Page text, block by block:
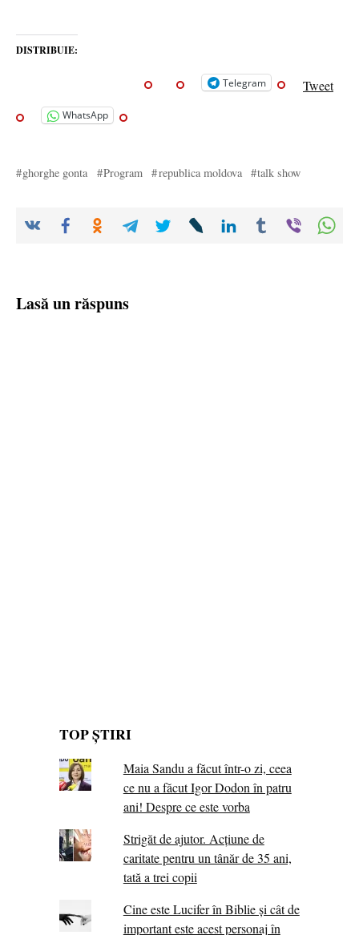
DISTRIBUIE:
Telegram Tweet
WhatsApp
ghorghe gonta Program republica moldova talk show
Lasă un răspuns
TOP ȘTIRI
Maia Sandu a făcut într-o zi, ceea
ce nu a făcut Igor Dodon în patru
ani! Despre ce este vorba
Strigăt de ajutor. Acțiune de
caritate pentru un tânăr de 35 ani,
tată a trei copii
Cine este Lucifer în Biblie și cât de
important este acest personaj în